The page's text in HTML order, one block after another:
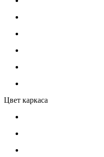
Цвет каркаса